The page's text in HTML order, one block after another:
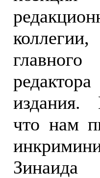
коллегии,
главного
редактора
что нам
Зинаида